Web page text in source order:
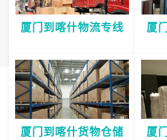
厦门到喀什物流专线 厦
厦门到喀什货物仓储 厦